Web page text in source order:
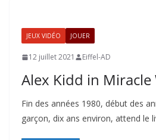
JEUX VIDÉO JOUER
12 juillet 2021 Eiffel-AD
Alex Kidd in Miracle
Fin des années 1980, début des
garçon, dix ans environ, attend le